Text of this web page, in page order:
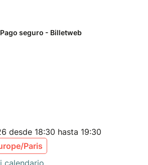
desde 18:30 hasta 19:30
Paris